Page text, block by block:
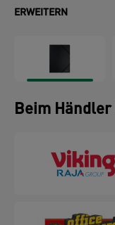
Hergestellt aus
langlebig und
anderen
Modernes und
großartig
Sie, unsere
gleichzeitig für
ERWEITERN
Beim